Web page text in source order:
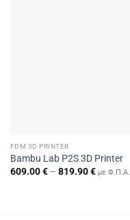
FDM 3D PRINTER
Bambu Lab P2S 3D Printer
609.00€ – 819.90€Price
range:
με Φ.Π.Α.